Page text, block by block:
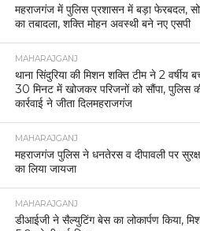
महराजगंज में पुलिस प्रशासन में बड़ा फेरबदल,
का तबादला, शक्ति मोहन अवस्थी बने नए एसपी
MAHARAJGANJ
थाना सिंदुरिया की मिशन शक्ति टीम ने 2 वर्षीय
30 मिनट में खोजकर परिजनों को सौंपा, पुलिस
कार्रवाई ने जीता दिलमहराजगंज
MAHARAJGANJ
महराजगंज पुलिस ने धनतेरस व दीपावली पर
का लिया जायजा
MAHARAJGANJ
डीआईजी ने सैल्युटिंग बेस का लोकार्पण किया,